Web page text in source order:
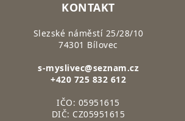
KONTAKT
Slezské náměstí 25/28/10
74301 Bílovec
s-myslivec@seznam.cz
+420 725 832 612
IČO: 05951615
DIČ: CZ05951615